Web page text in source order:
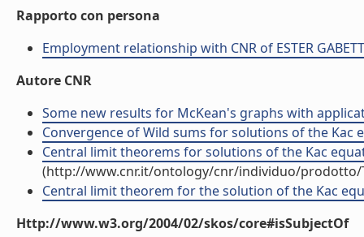
Rapporto con persona
Employment relationship with CNR of ESTER
Autore CNR
Some new results for McKean's graphs with
Convergence of Wild sums for solutions of the Kac
Central limit theorems for solutions of the Kac
(http://www.cnr.it/ontology/cnr/individuo/prodotto/
Central limit theorem for the solution of the Kac
Http://www.w3.org/2004/02/skos/core#isSubjectOf